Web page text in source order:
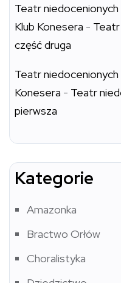
Teatr
Klub Konesera -
część druga
Teatr niedocenionych
Konesera - Teatr
pierwsza
Kategorie
Amazonka
Bractwo Orłów
Choralistyka